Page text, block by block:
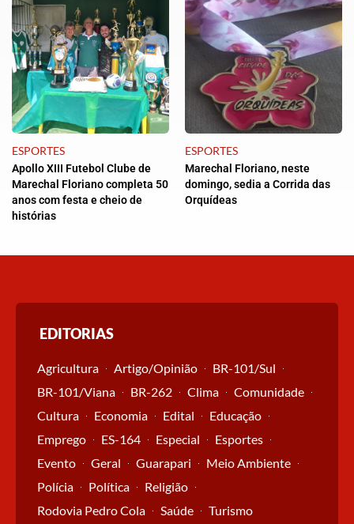
ESPORTES
Apollo XIII Futebol Clube de
Marechal Floriano completa 50
anos com festa e cheio de
histórias
ESPORTES
Marechal Floriano, neste
domingo, sedia a Corrida das
Orquídeas
EDITORIAS
Agricultura Artigo/Opinião
BR-101/Sul
BR-101/Viana
BR-262 Clima
Comunidade
Cultura
Economia Edital
Educação
Emprego
ES-164 Especial
Esportes
Evento
Geral Guarapari
Meio Ambiente
Polícia
Política
Religião
Rodovia Pedro Cola
Saúde Turismo